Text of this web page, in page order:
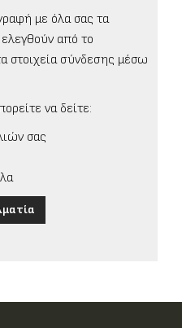
με όλα σας τα
ελεγθούν από το
στοιχεία σύνδεσης μέσω
να δείτε:
σας